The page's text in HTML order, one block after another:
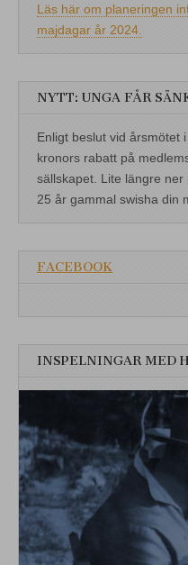
Läs här om planeringen
majdagar år 2024.
NYTT: UNGA FÅR
Enligt beslut vid årsmötet
kronors rabatt på
sällskapet. Lite längre
25 år gammal swisha din
FACEBOOK
INSPELNINGAR MED